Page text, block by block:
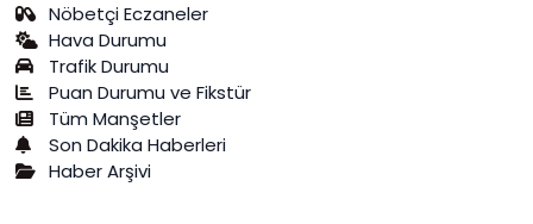
Nöbetçi Eczaneler
Hava Durumu
Trafik Durumu
Puan Durumu ve Fikstür
Tüm Manşetler
Son Dakika Haberleri
Haber Arşivi